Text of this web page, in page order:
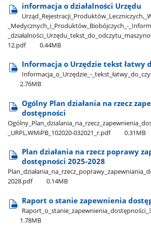
informacja o działalności Urzędu
_Medycznych​_i​_Produktów​_Biobójczych​_-​
12.pdf
0.44MB
Informacja o Urzędzie tekst łatwy
Informacja​_o​_Urzędzie​_-​
2.76MB
Ogólny Plan działania na rzecz
dostępności
_URPL,WMiPB​_102020-032021​_r.pdf
0.31MB
Plan działania na rzecz poprawy
dostępności 2025-2028
2028.pdf
0.14MB
Raport o stanie zapewnienia
1.78MB